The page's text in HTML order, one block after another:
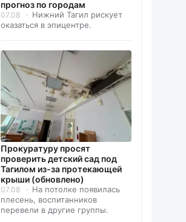
прогноз по городам
07.08
Нижний Тагил рискует
оказаться в эпицентре.
Прокуратуру просят
проверить детский сад под
Тагилом из-за протекающей
крыши (обновлено)
07.08
На потолке появилась
плесень, воспитанников
перевели в другие группы.